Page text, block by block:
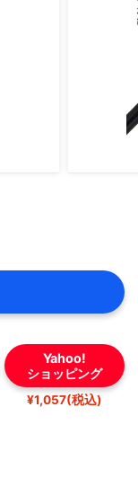
Yahoo!
ショッピング
¥1,057(税込)